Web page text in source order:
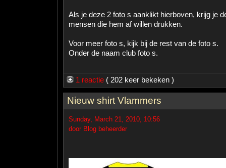
Als je deze 2 foto s aanklikt hierboven, krijg je
mensen die hem af willen drukken.
Voor meer foto s, kijk bij de rest van de foto s.
Onder de naam club foto s.
1 reactie ( 202 keer bekeken )
Nieuw shirt Vlammers
Sunday, March 21, 2010, 10:56
door Blog beheerder